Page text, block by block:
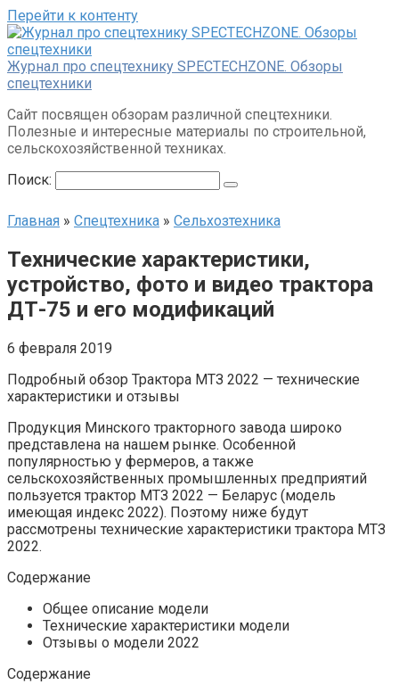
Перейти к контенту
Журнал про спецтехнику SPECTECHZONE. Обзоры
спецтехники
Сайт посвящен обзорам различной спецтехники.
Полезные и интересные материалы по строительной,
сельскохозяйственной техниках.
Поиск:
Главная » Спецтехника » Сельхозтехника
Технические характеристики,
устройство, фото и видео трактора
ДТ-75 и его модификаций
6 февраля 2019
Подробный обзор Трактора МТЗ 2022 — технические
характеристики и отзывы
Продукция Минского тракторного завода широко
представлена на нашем рынке. Особенной
популярностью у фермеров, а также
сельскохозяйственных промышленных предприятий
пользуется трактор МТЗ 2022 — Беларус (модель
имеющая индекс 2022). Поэтому ниже будут
рассмотрены технические характеристики трактора МТЗ
2022.
Содержание
Общее описание модели
Технические характеристики модели
Отзывы о модели 2022
Содержание